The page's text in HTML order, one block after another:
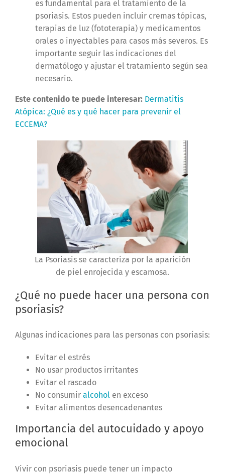
es fundamental para el tratamiento de la
psoriasis. Estos pueden incluir cremas tópicas,
terapias de luz (fototerapia) y medicamentos
orales o inyectables para casos más severos. Es
importante seguir las indicaciones del
dermatólogo y ajustar el tratamiento según sea
necesario.
Este contenido te puede interesar: Dermatitis
Atópica: ¿Qué es y qué hacer para prevenir el
ECCEMA?
La Psoriasis se caracteriza por la aparición
de piel enrojecida y escamosa.
¿Qué no puede hacer una persona con
psoriasis?
Algunas indicaciones para las personas con psoriasis:
Evitar el estrés
No usar productos irritantes
Evitar el rascado
No consumir alcoholen exceso
Evitar alimentos desencadenantes
Importancia del autocuidado y apoyo
emocional
Vivir con psoriasis puede tener un impacto